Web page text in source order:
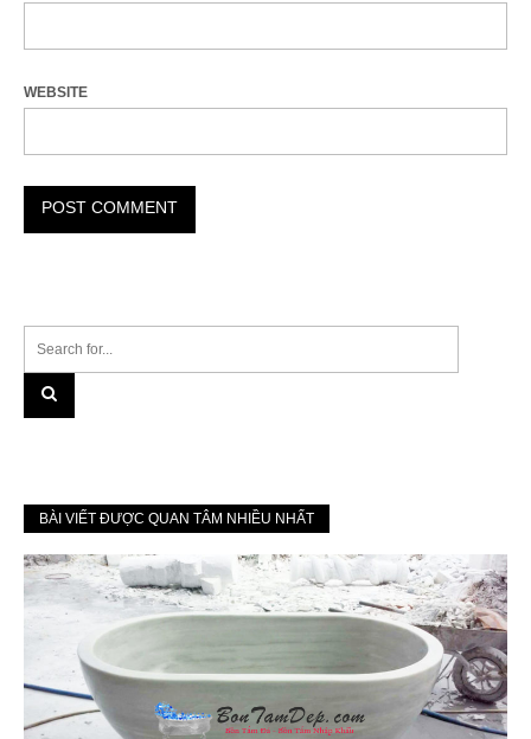
WEBSITE
BÀI VIẾT ĐƯỢC QUAN TÂM NHIỀU NHẤT